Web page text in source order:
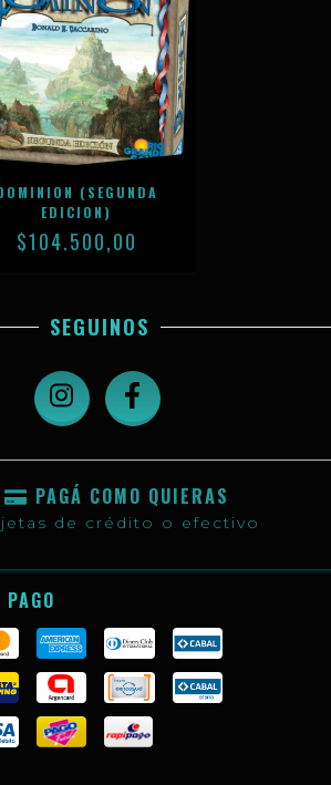
(SEGUNDA
EDICION)
$104.500,00
SEGUINOS
PAGÁ COMO QUIERAS
de crédito o efectivo